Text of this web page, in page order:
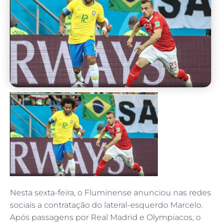
Nesta sexta-feira, o Fluminense anunciou nas redes
sociais a contratação do lateral-esquerdo Marcelo.
Após passagens por Real Madrid e Olympiacos, o